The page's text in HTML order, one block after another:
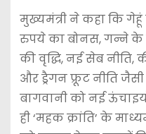
मुख्यमंत्री ने कहा कि गेहूं
रुपये का बोनस, गन्ने के
की वृद्धि, नई सेब नीति,
और ड्रैगन फ्रूट नीति
बागवानी को नई
ही ‘महक क्रांति’ के